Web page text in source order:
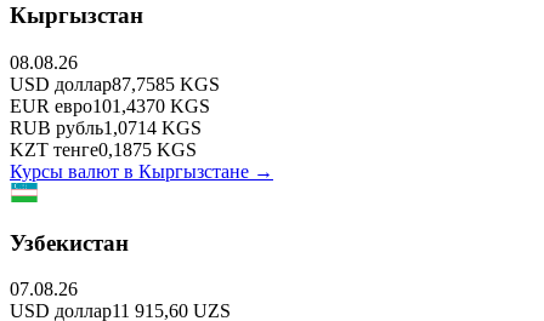
Кыргызстан
08.08.26
USD доллар87,7585 KGS
EUR евро101,4370 KGS
RUB рубль1,0714 KGS
KZT тенге0,1875 KGS
Курсы валют в Кыргызстане →
Узбекистан
07.08.26
USD доллар11 915,60 UZS